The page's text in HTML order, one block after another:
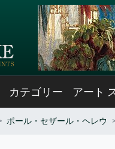
カテゴリー アート
ポール・セザール・ヘレウ